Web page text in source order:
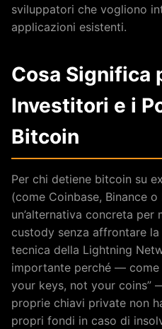
sviluppatori che vogliono
applicazioni esistenti.
Cosa Significa
Investitori e i
Bitcoin
Per chi detiene bitcoin su
(come Coinbase, Binance
un’alternativa concreta per
custody senza affrontare
tecnica della Lightning
importante perché — come
your keys, not your coins”
proprie chiavi private non
propri fondi in caso di